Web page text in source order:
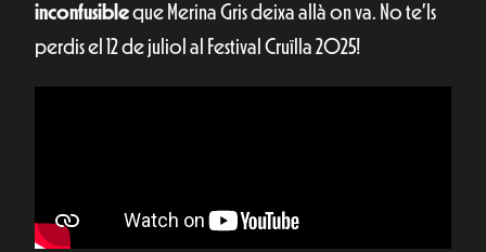
inconfusibleque Merina Gris deixa allà on va. No te’ls
perdis el 12 de juliol al Festival Cruïlla 2025!